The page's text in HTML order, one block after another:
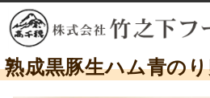
熟成黒豚生ハム青の